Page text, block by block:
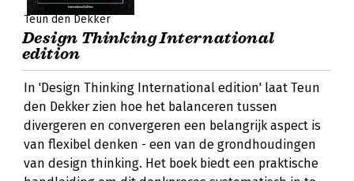
Teun den Dekker
Design Thinking International
edition
In 'Design Thinking International edition' laat Teun
den Dekker zien hoe het balanceren tussen
divergeren en convergeren een belangrijk aspect is
van flexibel denken - een van de grondhoudingen
van design thinking. Het boek biedt een praktische